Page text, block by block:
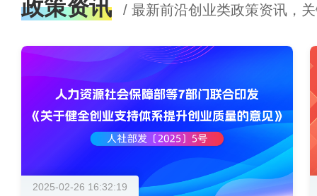
政策资讯 / 最新前沿创业类政策资讯，
2025-02-26 16:32:19